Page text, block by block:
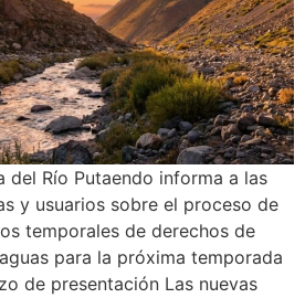
del Río Putaendo informa a las
y usuarios sobre el proceso de
temporales de derechos de
para la próxima temporada
de presentación Las nuevas